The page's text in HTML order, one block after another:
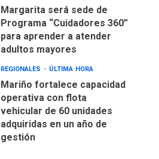
Margarita será sede de
Programa “Cuidadores 360”
para aprender a atender
adultos mayores
REGIONALES ÚLTIMA HORA
Mariño fortalece capacidad
operativa con flota
vehicular de 60 unidades
adquiridas en un año de
gestión